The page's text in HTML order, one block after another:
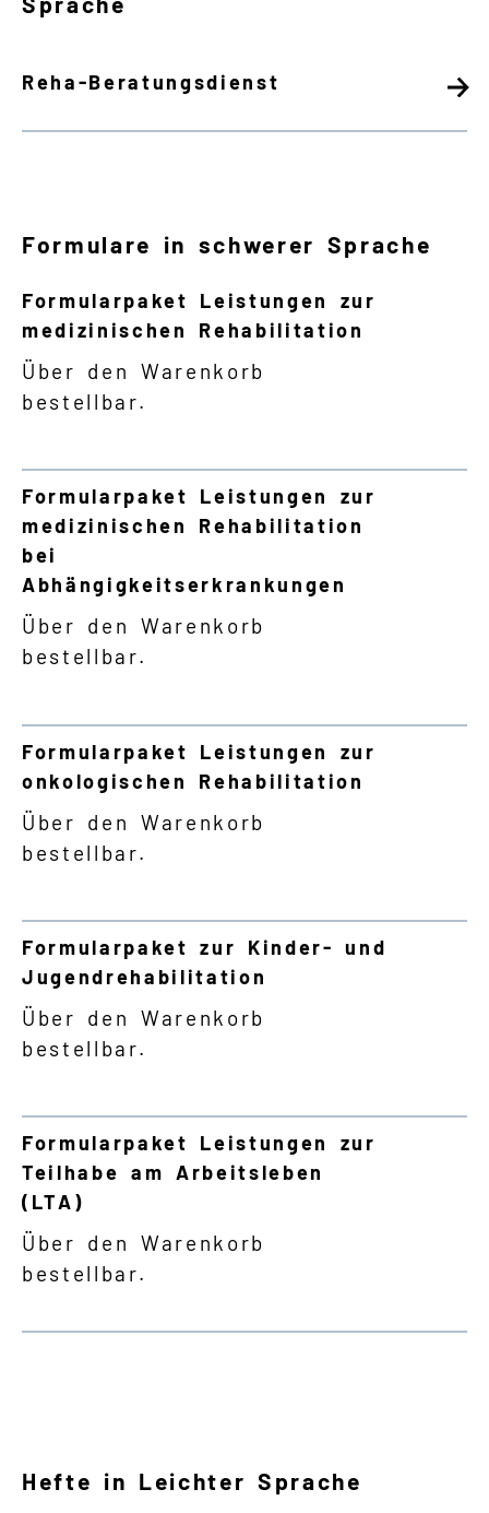
Reha-Beratungsdienst
Formulare in schwerer Sprache
Formularpaket Leistungen zur
medizinischen Rehabilitation
Über den Warenkorb
bestellbar.
Formularpaket Leistungen zur
medizinischen Rehabilitation
bei
Abhängigkeitserkrankungen
Über den Warenkorb
bestellbar.
Formularpaket Leistungen zur
onkologischen Rehabilitation
Über den Warenkorb
bestellbar.
Formularpaket zur Kinder- und
Jugendrehabilitation
Über den Warenkorb
bestellbar.
Formularpaket Leistungen zur
Teilhabe am Arbeitsleben
(LTA)
Über den Warenkorb
bestellbar.
Hefte in Leichter Sprache